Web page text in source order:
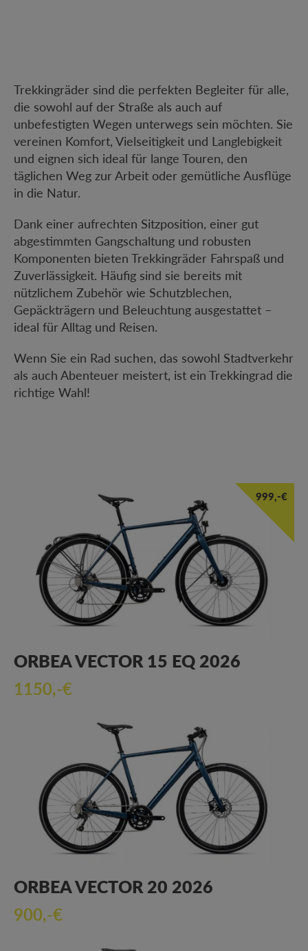
Trekkingräder sind die perfekten Begleiter für alle,
die sowohl auf der Straße als auch auf
unbefestigten Wegen unterwegs sein möchten. Sie
vereinen Komfort, Vielseitigkeit und Langlebigkeit
und eignen sich ideal für lange Touren, den
täglichen Weg zur Arbeit oder gemütliche Ausflüge
in die Natur.
Dank einer aufrechten Sitzposition, einer gut
abgestimmten Gangschaltung und robusten
Komponenten bieten Trekkingräder Fahrspaß und
Zuverlässigkeit. Häufig sind sie bereits mit
nützlichem Zubehör wie Schutzblechen,
Gepäckträgern und Beleuchtung ausgestattet –
ideal für Alltag und Reisen.
Wenn Sie ein Rad suchen, das sowohl Stadtverkehr
als auch Abenteuer meistert, ist ein Trekkingrad die
richtige Wahl!
999,-€
ORBEA VECTOR 15 EQ 2026
1150,-€
ORBEA VECTOR 20 2026
900,-€